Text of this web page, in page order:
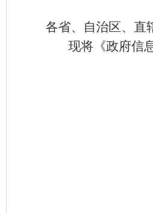
各省、自治区、直
现将《政府信